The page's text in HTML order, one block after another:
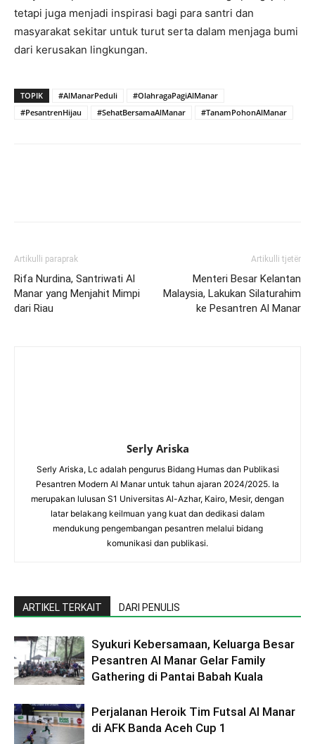
tetapi juga menjadi inspirasi bagi para santri dan
masyarakat sekitar untuk turut serta dalam menjaga bumi
dari kerusakan lingkungan.
TOPIK #AlManarPeduli
#OlahragaPagiAlManar
#PesantrenHijau
#SehatBersamaAlManar #TanamPohonAlManar
Artikulli paraprak
Rifa Nurdina, Santriwati Al
Manar yang Menjahit Mimpi
dari Riau
Artikulli tjetër
Menteri Besar Kelantan
Malaysia, Lakukan Silaturahim
ke Pesantren Al Manar
Serly Ariska
Serly Ariska, Lc adalah pengurus Bidang Humas dan Publikasi
Pesantren Modern Al Manar untuk tahun ajaran 2024/2025. Ia
merupakan lulusan S1 Universitas Al-Azhar, Kairo, Mesir, dengan
latar belakang keilmuan yang kuat dan dedikasi dalam
mendukung pengembangan pesantren melalui bidang
komunikasi dan publikasi.
ARTIKEL TERKAIT DARI PENULIS
Syukuri Kebersamaan, Keluarga Besar
Pesantren Al Manar Gelar Family
Gathering di Pantai Babah Kuala
Perjalanan Heroik Tim Futsal Al Manar
di AFK Banda Aceh Cup 1